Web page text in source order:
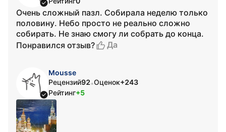
Очень сложный пазл. Собирала неделю только
половину. Небо просто не реально сложно
собирать. Не знаю смогу ли собрать до конца.
Понравился отзыв?
Да
Mousse
Рецензий92•Оценок+243
Рейтинг+5